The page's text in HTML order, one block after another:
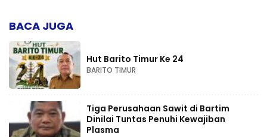
BACA JUGA
Hut Barito Timur Ke 24
BARITO TIMUR
Tiga Perusahaan Sawit di Bartim
Dinilai Tuntas Penuhi Kewajiban
Plasma